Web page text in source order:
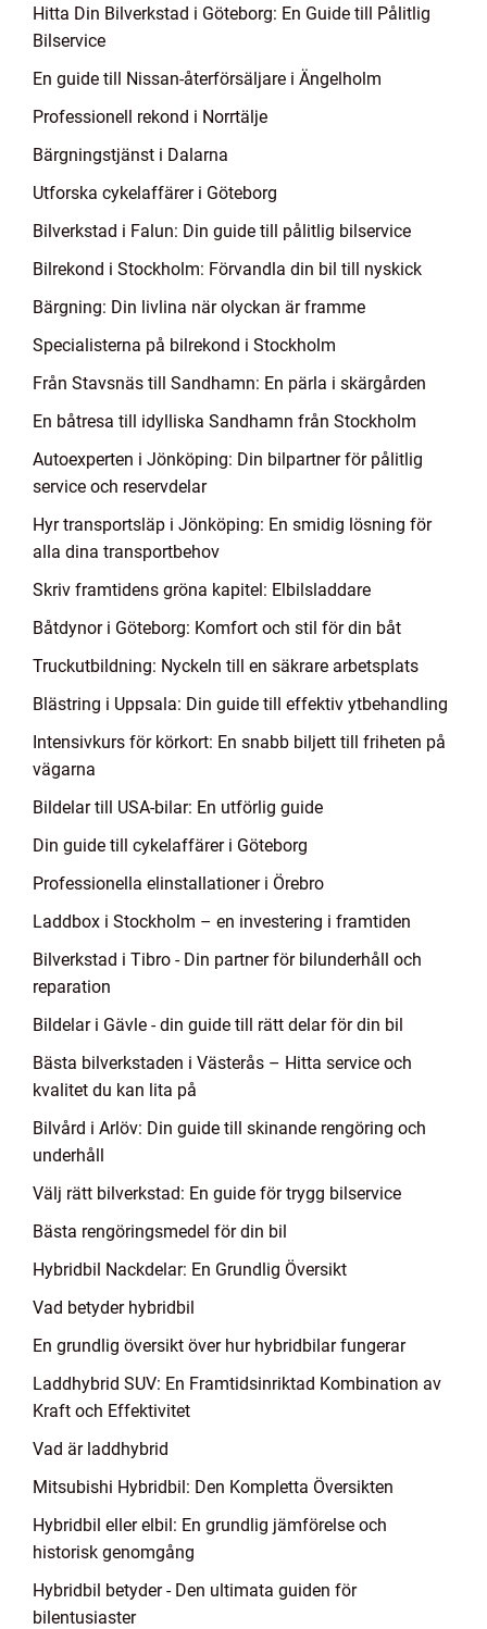
Hitta Din Bilverkstad i Göteborg: En Guide till Pålitlig
Bilservice
En guide till Nissan-återförsäljare i Ängelholm
Professionell rekond i Norrtälje
Bärgningstjänst i Dalarna
Utforska cykelaffärer i Göteborg
Bilverkstad i Falun: Din guide till pålitlig bilservice
Bilrekond i Stockholm: Förvandla din bil till nyskick
Bärgning: Din livlina när olyckan är framme
Specialisterna på bilrekond i Stockholm
Från Stavsnäs till Sandhamn: En pärla i skärgården
En båtresa till idylliska Sandhamn från Stockholm
Autoexperten i Jönköping: Din bilpartner för pålitlig
service och reservdelar
Hyr transportsläp i Jönköping: En smidig lösning för
alla dina transportbehov
Skriv framtidens gröna kapitel: Elbilsladdare
Båtdynor i Göteborg: Komfort och stil för din båt
Truckutbildning: Nyckeln till en säkrare arbetsplats
Blästring i Uppsala: Din guide till effektiv ytbehandling
Intensivkurs för körkort: En snabb biljett till friheten på
vägarna
Bildelar till USA-bilar: En utförlig guide
Din guide till cykelaffärer i Göteborg
Professionella elinstallationer i Örebro
Laddbox i Stockholm – en investering i framtiden
Bilverkstad i Tibro - Din partner för bilunderhåll och
reparation
Bildelar i Gävle - din guide till rätt delar för din bil
Bästa bilverkstaden i Västerås – Hitta service och
kvalitet du kan lita på
Bilvård i Arlöv: Din guide till skinande rengöring och
underhåll
Välj rätt bilverkstad: En guide för trygg bilservice
Bästa rengöringsmedel för din bil
Hybridbil Nackdelar: En Grundlig Översikt
Vad betyder hybridbil
En grundlig översikt över hur hybridbilar fungerar
Laddhybrid SUV: En Framtidsinriktad Kombination av
Kraft och Effektivitet
Vad är laddhybrid
Mitsubishi Hybridbil: Den Kompletta Översikten
Hybridbil eller elbil: En grundlig jämförelse och
historisk genomgång
Hybridbil betyder - Den ultimata guiden för
bilentusiaster